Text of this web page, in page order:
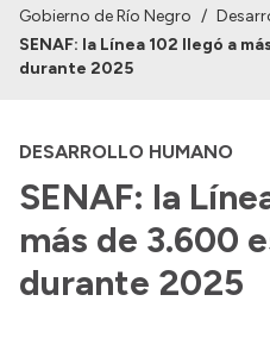
Institucional
Autoridades
Delegaciones
Normativa
Gobierno de Río Negro /
SENAF: la Línea 102 llegó a
durante 2025
DESARROLLO HUMANO
SENAF: la
más de 3.600
durante 2025